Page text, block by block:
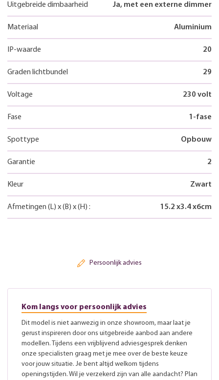
Uitgebreide dimbaarheid Ja, met een externe dimmer
Materiaal Aluminium
IP-waarde 20
Graden lichtbundel 29
Voltage 230 volt
Fase 1-fase
Spottype Opbouw
Garantie 2
Kleur Zwart
Afmetingen (L) x(B) x(H) : 15.2 x3.4x6cm
Persoonlijk advies
Kom langs voor persoonlijk advies
Dit model is niet aanwezig in onze showroom, maar laat je
gerust inspireren door ons uitgebreide aanbod aan andere
modellen. Tijdens een vrijblijvend adviesgesprek denken
onze specialisten graag met je mee over de beste keuze
voor jouw situatie. Je bent altijd welkom tijdens
openingstijden. Wil je verzekerd zijn van alle aandacht? Plan